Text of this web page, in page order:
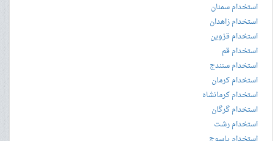
استخدام سمنان
استخدام زاهدان
استخدام قزوین
استخدام قم
استخدام سنندج
استخدام کرمان
استخدام کرمانشاه
استخدام گرگان
استخدام رشت